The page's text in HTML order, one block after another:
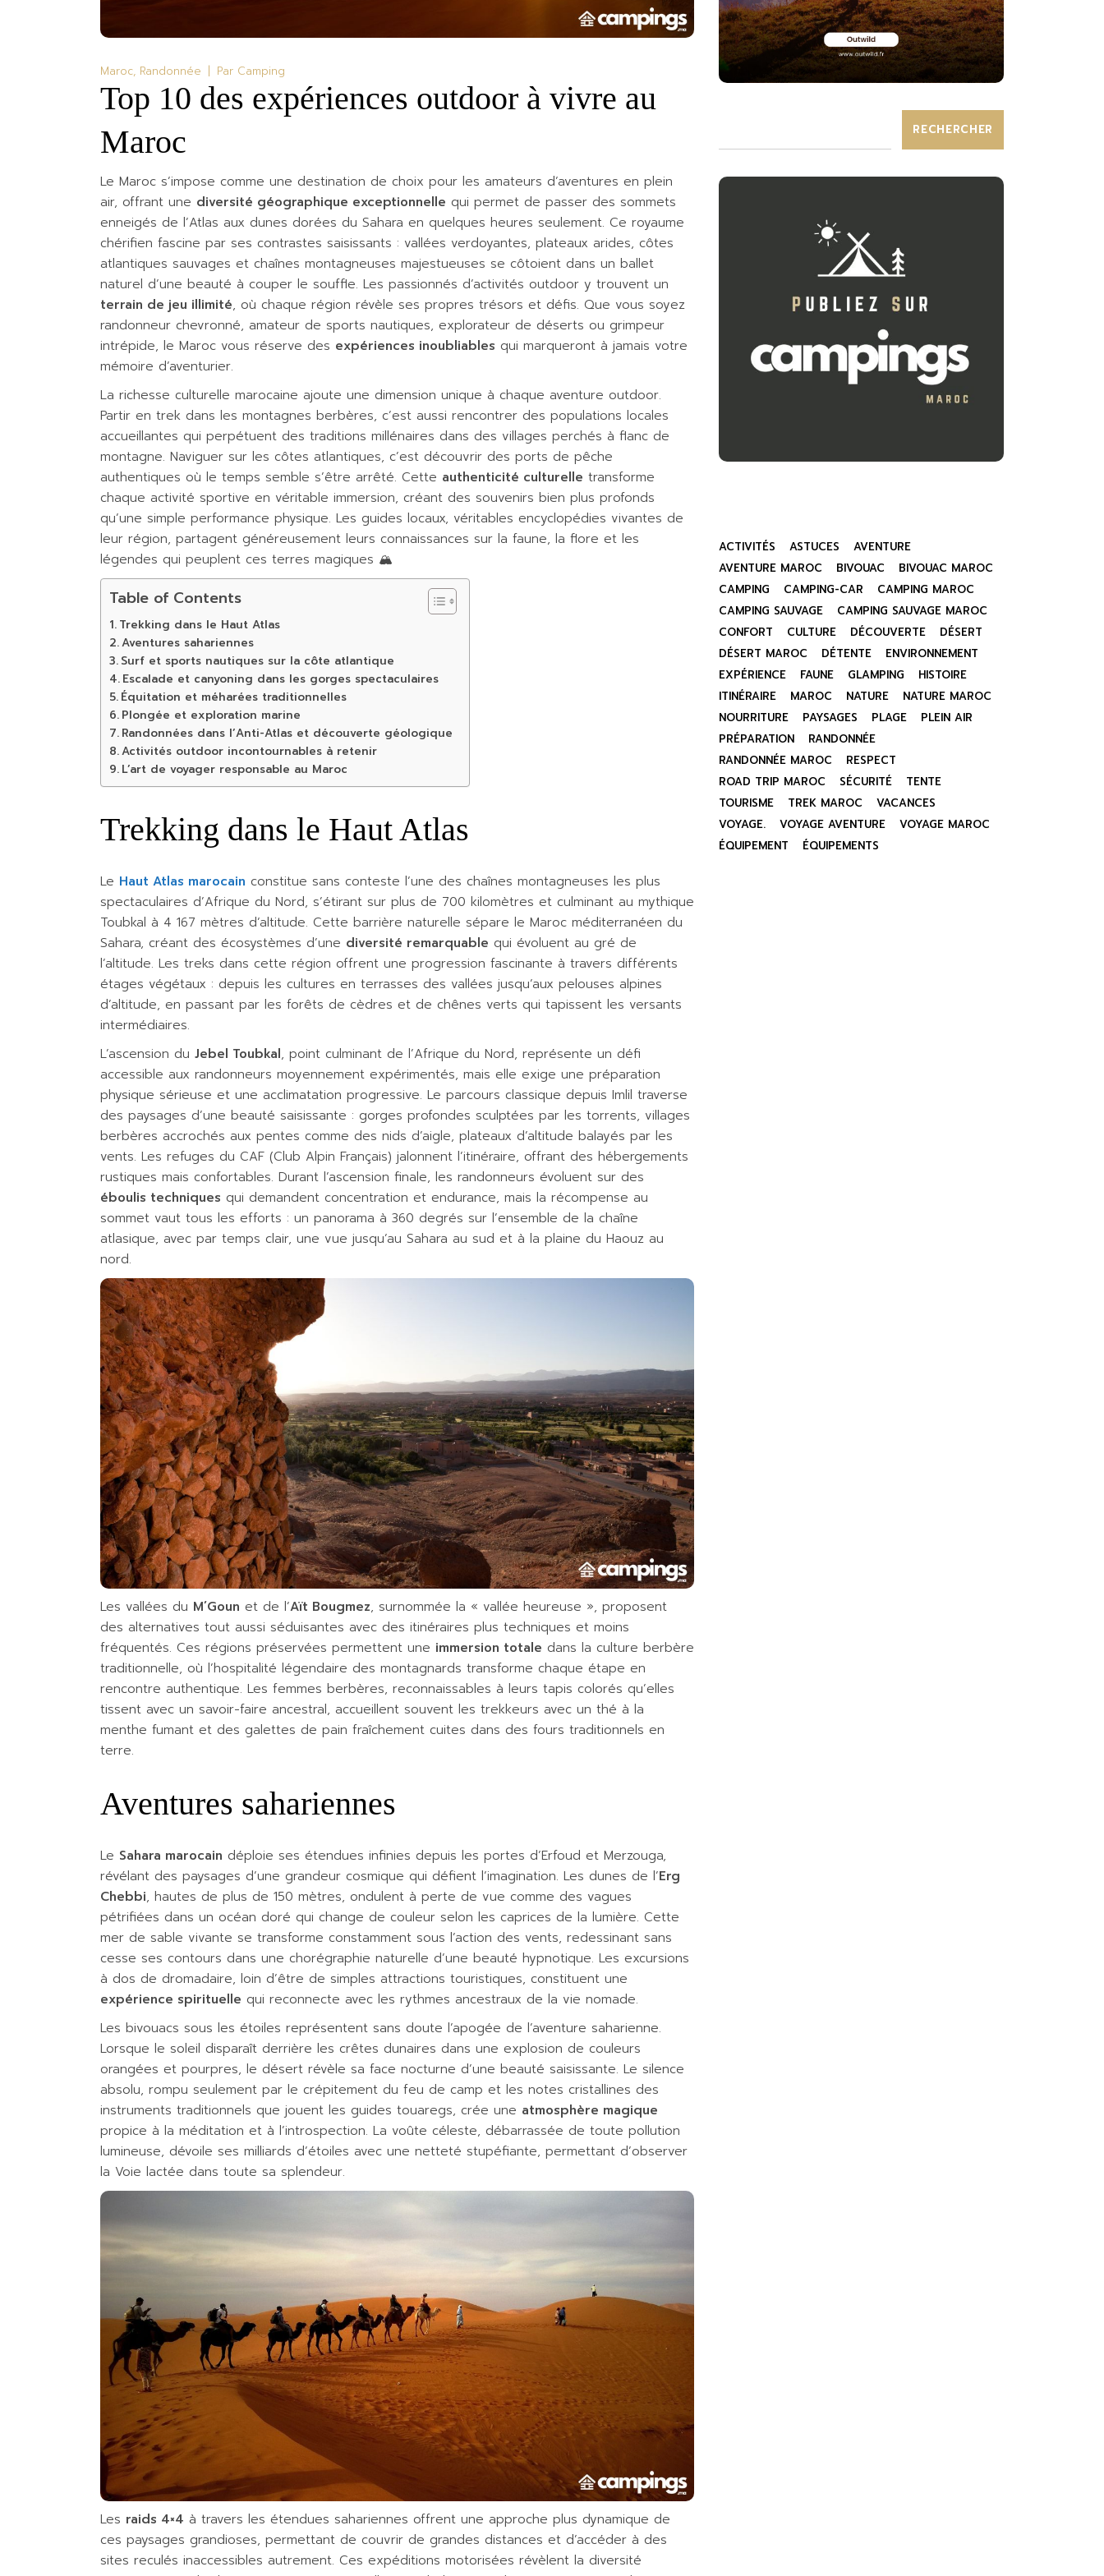
Maroc Randonnée Par Camping
Top 10 des expériences outdoor à vivre au
Maroc
Le Maroc s’impose comme une destination de choix pour les amateurs d’aventures en plein
air, offrant une diversité géographique exceptionnelle qui permet de passer des sommets
enneigés de l’Atlas aux dunes dorées du Sahara en quelques heures seulement. Ce royaume
chérifien fascine par ses contrastes saisissants : vallées verdoyantes, plateaux arides, côtes
atlantiques sauvages et chaînes montagneuses majestueuses se côtoient dans un ballet
naturel d’une beauté à couper le souffle. Les passionnés d’activités outdoor y trouvent un
terrain de jeu illimité, où chaque région révèle ses propres trésors et défis. Que vous soyez
randonneur chevronné, amateur de sports nautiques, explorateur de déserts ou grimpeur
intrépide, le Maroc vous réserve des expériences inoubliables qui marqueront à jamais votre
mémoire d’aventurier.
La richesse culturelle marocaine ajoute une dimension unique à chaque aventure outdoor.
Partir en trek dans les montagnes berbères, c’est aussi rencontrer des populations locales
accueillantes qui perpétuent des traditions millénaires dans des villages perchés à flanc de
montagne. Naviguer sur les côtes atlantiques, c’est découvrir des ports de pêche
authentiques où le temps semble s’être arrêté. Cette authenticité culturelle transforme
chaque activité sportive en véritable immersion, créant des souvenirs bien plus profonds
qu’une simple performance physique. Les guides locaux, véritables encyclopédies vivantes de
leur région, partagent généreusement leurs connaissances sur la faune, la flore et les
légendes qui peuplent ces terres magiques 🏔️
Table of Contents
Trekking dans le Haut Atlas
Aventures sahariennes
Surf et sports nautiques sur la côte atlantique
Escalade et canyoning dans les gorges spectaculaires
Équitation et méharées traditionnelles
Plongée et exploration marine
Randonnées dans l’Anti-Atlas et découverte géologique
Activités outdoor incontournables à retenir
L’art de voyager responsable au Maroc
Trekking dans le Haut Atlas
Le Haut Atlas marocain constitue sans conteste l’une des chaînes montagneuses les plus
spectaculaires d’Afrique du Nord, s’étirant sur plus de 700 kilomètres et culminant au mythique
Toubkal à 4 167 mètres d’altitude. Cette barrière naturelle sépare le Maroc méditerranéen du
Sahara, créant des écosystèmes d’une diversité remarquable qui évoluent au gré de
l’altitude. Les treks dans cette région offrent une progression fascinante à travers différents
étages végétaux : depuis les cultures en terrasses des vallées jusqu’aux pelouses alpines
d’altitude, en passant par les forêts de cèdres et de chênes verts qui tapissent les versants
intermédiaires.
L’ascension du Jebel Toubkal, point culminant de l’Afrique du Nord, représente un défi
accessible aux randonneurs moyennement expérimentés, mais elle exige une préparation
physique sérieuse et une acclimatation progressive. Le parcours classique depuis Imlil traverse
des paysages d’une beauté saisissante : gorges profondes sculptées par les torrents, villages
berbères accrochés aux pentes comme des nids d’aigle, plateaux d’altitude balayés par les
vents. Les refuges du CAF (Club Alpin Français) jalonnent l’itinéraire, offrant des hébergements
rustiques mais confortables. Durant l’ascension finale, les randonneurs évoluent sur des
éboulis techniques qui demandent concentration et endurance, mais la récompense au
sommet vaut tous les efforts : un panorama à 360 degrés sur l’ensemble de la chaîne
atlasique, avec par temps clair, une vue jusqu’au Sahara au sud et à la plaine du Haouz au
nord.
Les vallées du M’Goun et de l’Aït Bougmez, surnommée la « vallée heureuse », proposent
des alternatives tout aussi séduisantes avec des itinéraires plus techniques et moins
fréquentés. Ces régions préservées permettent une immersion totale dans la culture berbère
traditionnelle, où l’hospitalité légendaire des montagnards transforme chaque étape en
rencontre authentique. Les femmes berbères, reconnaissables à leurs tapis colorés qu’elles
tissent avec un savoir-faire ancestral, accueillent souvent les trekkeurs avec un thé à la
menthe fumant et des galettes de pain fraîchement cuites dans des fours traditionnels en
terre.
Aventures sahariennes
Le Sahara marocain déploie ses étendues infinies depuis les portes d’Erfoud et Merzouga,
révélant des paysages d’une grandeur cosmique qui défient l’imagination. Les dunes de l’Erg
Chebbi, hautes de plus de 150 mètres, ondulent à perte de vue comme des vagues
pétrifiées dans un océan doré qui change de couleur selon les caprices de la lumière. Cette
mer de sable vivante se transforme constamment sous l’action des vents, redessinant sans
cesse ses contours dans une chorégraphie naturelle d’une beauté hypnotique. Les excursions
à dos de dromadaire, loin d’être de simples attractions touristiques, constituent une
expérience spirituelle qui reconnecte avec les rythmes ancestraux de la vie nomade.
Les bivouacs sous les étoiles représentent sans doute l’apogée de l’aventure saharienne.
Lorsque le soleil disparaît derrière les crêtes dunaires dans une explosion de couleurs
orangées et pourpres, le désert révèle sa face nocturne d’une beauté saisissante. Le silence
absolu, rompu seulement par le crépitement du feu de camp et les notes cristallines des
instruments traditionnels que jouent les guides touaregs, crée une atmosphère magique
propice à la méditation et à l’introspection. La voûte céleste, débarrassée de toute pollution
lumineuse, dévoile ses milliards d’étoiles avec une netteté stupéfiante, permettant d’observer
la Voie lactée dans toute sa splendeur.
Les raids 4×4 à travers les étendues sahariennes offrent une approche plus dynamique de
ces paysages grandioses, permettant de couvrir de grandes distances et d’accéder à des
sites reculés inaccessibles autrement. Ces expéditions motorisées révèlent la diversité
RECHERCHER
ACTIVITÉS ASTUCES
AVENTURE
AVENTURE MAROC
BIVOUAC
BIVOUAC MAROC
CAMPING
CAMPING-CAR
CAMPING MAROC
CAMPING SAUVAGE
CAMPING SAUVAGE MAROC
CONFORT
CULTURE DÉCOUVERTE
DÉSERT
DÉSERT MAROC
DÉTENTE
ENVIRONNEMENT
EXPÉRIENCE
FAUNE GLAMPING
HISTOIRE
ITINÉRAIRE
MAROC NATURE
NATURE MAROC
NOURRITURE
PAYSAGES PLAGE
PLEIN AIR
PRÉPARATION
RANDONNÉE
RANDONNÉE MAROC
RESPECT
ROAD TRIP MAROC
SÉCURITÉ
TENTE
TOURISME
TREK MAROC
VACANCES
VOYAGE.
VOYAGE AVENTURE
VOYAGE MAROC
ÉQUIPEMENT
ÉQUIPEMENTS